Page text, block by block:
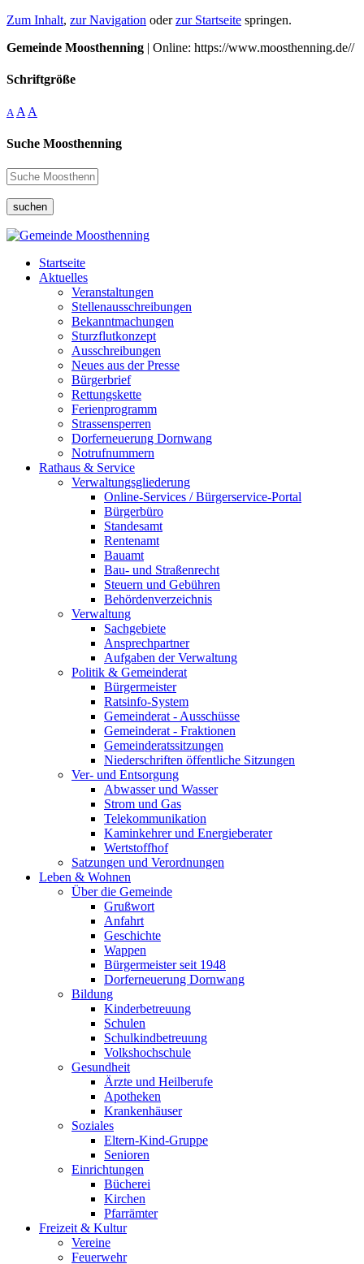
Zum Inhalt, zur Navigation oderzur Startseite springen.
Gemeinde Moosthenning | Online: https://www.moosthenning.de//
Schriftgröße
A A A
Suche Moosthenning
suchen
Startseite
Aktuelles
Veranstaltungen
Stellenausschreibungen
Bekanntmachungen
Sturzflutkonzept
Ausschreibungen
Neues aus der Presse
Bürgerbrief
Rettungskette
Ferienprogramm
Strassensperren
Dorferneuerung Dornwang
Notrufnummern
Rathaus & Service
Verwaltungsgliederung
Online-Services / Bürgerservice-Portal
Bürgerbüro
Standesamt
Rentenamt
Bauamt
Bau- und Straßenrecht
Steuern und Gebühren
Behördenverzeichnis
Verwaltung
Sachgebiete
Ansprechpartner
Aufgaben der Verwaltung
Politik & Gemeinderat
Bürgermeister
Ratsinfo-System
Gemeinderat - Ausschüsse
Gemeinderat - Fraktionen
Gemeinderatssitzungen
Niederschriften öffentliche Sitzungen
Ver- und Entsorgung
Abwasser und Wasser
Strom und Gas
Telekommunikation
Kaminkehrer und Energieberater
Wertstoffhof
Satzungen und Verordnungen
Leben & Wohnen
Über die Gemeinde
Grußwort
Anfahrt
Geschichte
Wappen
Bürgermeister seit 1948
Dorferneuerung Dornwang
Bildung
Kinderbetreuung
Schulen
Schulkindbetreuung
Volkshochschule
Gesundheit
Ärzte und Heilberufe
Apotheken
Krankenhäuser
Soziales
Eltern-Kind-Gruppe
Senioren
Einrichtungen
Bücherei
Kirchen
Pfarrämter
Freizeit & Kultur
Vereine
Feuerwehr